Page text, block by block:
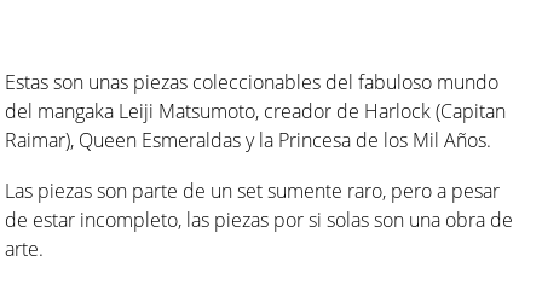
desde
$6.00
hasta
Estas son unas piezas coleccionables del fabuloso mundo
del mangaka Leiji Matsumoto, creador de Harlock (Capitan
Raimar), Queen Esmeraldas y la Princesa de los Mil Años.
Las piezas son parte de un set sumente raro, pero a pesar
de estar incompleto, las piezas por si solas son una obra de
arte.